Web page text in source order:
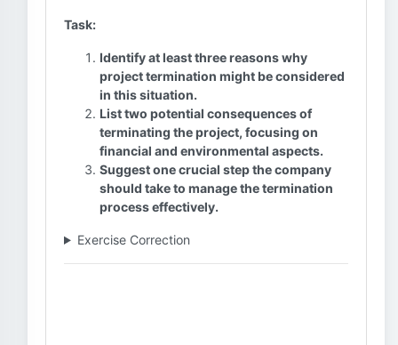
Task:
Identify at least three reasons why
project termination might be considered
in this situation.
List two potential consequences of
terminating the project, focusing on
financial and environmental aspects.
Suggest one crucial step the company
should take to manage the termination
process effectively.
Exercise Correction